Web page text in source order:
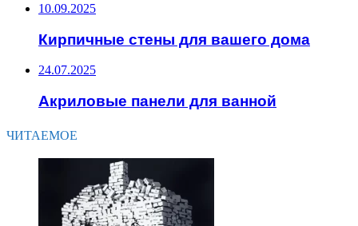
10.09.2025
Кирпичные стены для вашего дома
24.07.2025
Акриловые панели для ванной
ЧИТАЕМОЕ